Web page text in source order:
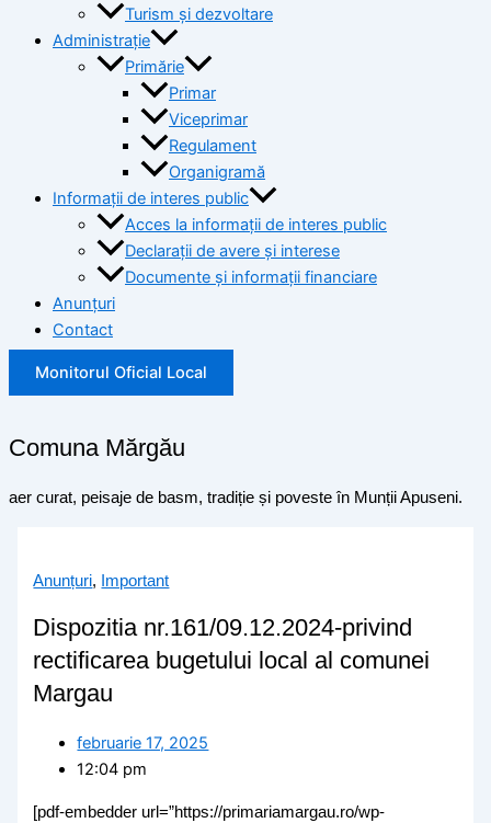
Turism și dezvoltare
Administrație
Primărie
Primar
Viceprimar
Regulament
Organigramă
Informații de interes public
Acces la informații de interes public
Declarații de avere și interese
Documente și informații financiare
Anunțuri
Contact
Monitorul Oficial Local
Comuna Mărgău
aer curat, peisaje de basm, tradiție și poveste în Munții Apuseni.
Anunțuri, Important
Dispozitia nr.161/09.12.2024-privind
rectificarea bugetului local al comunei
Margau
februarie 17, 2025
12:04 pm
[pdf-embedder url=”https://primariamargau.ro/wp-